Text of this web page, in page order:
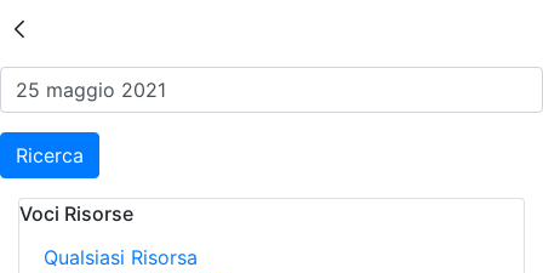
Risultati della Ricerca -
Ricerca
Voci Risorse
Qualsiasi Risorsa